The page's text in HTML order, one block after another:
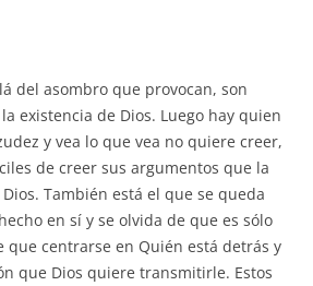
del asombro que provocan, son
existencia de Dios. Luego hay quien
y vea lo que vea no quiere creer,
de creer sus argumentos que la
También está el que se queda
en sí y se olvida de que es sólo
que centrarse en Quién está detrás y
que Dios quiere transmitirle. Estos